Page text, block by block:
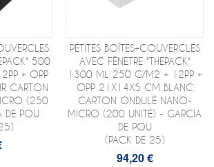
500
+ OPP
CARTON
(250
DE POU
PETITES BOÎTES+COUVERCLES
AVEC FÊNETRE "THEPACK"
1300 ML 250 G/M2 + 12PP +
OPP 21X14X5 CM BLANC
CARTON ONDULÉ NANO-
MICRO (200 UNITÉ) - GARCIA
DE POU
(PACK DE 25)
94,20 €